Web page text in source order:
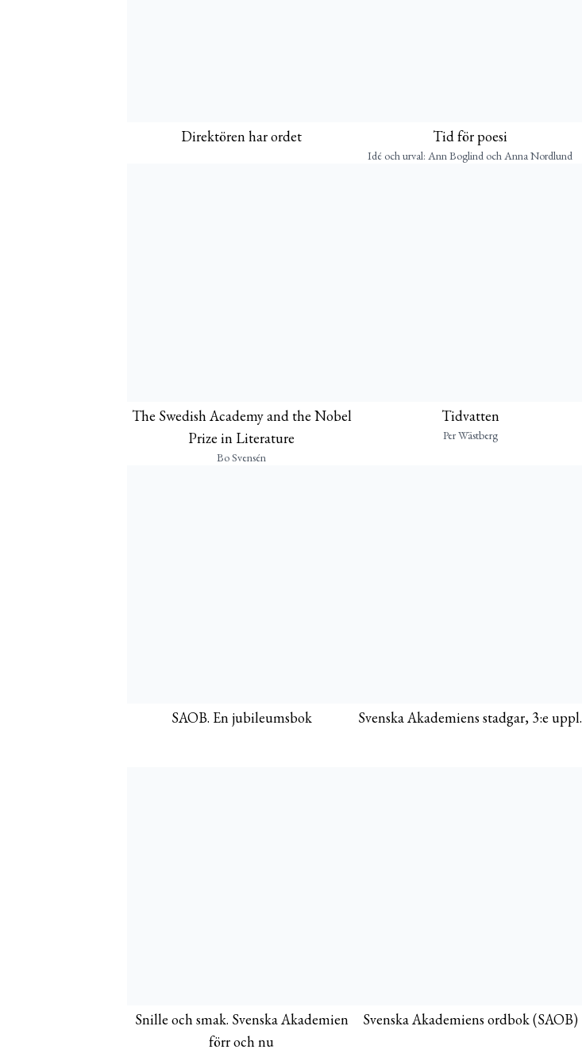
Direktören har ordet Tid för poesi
Idé och urval: Ann Boglind och Anna Nordlund
The Swedish Academy and the Nobel
Prize in Literature
Bo Svensén
Tidvatten
Per Wästberg
SAOB. En jubileumsbok Svenska Akademiens stadgar, 3:e uppl.
Snille och smak. Svenska Akademien
förr och nu
Svenska Akademiens ordbok (SAOB)